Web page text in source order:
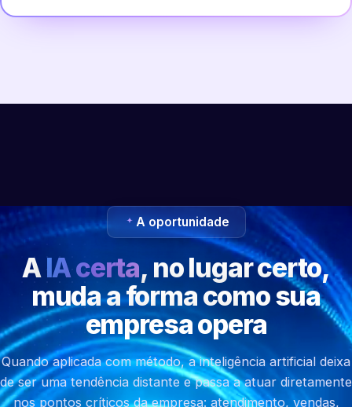
A oportunidade
AIA certa, no lugar certo,
muda a forma como sua
empresa opera
Quando aplicada com método, a inteligência artificial deixa
de ser uma tendência distante e passa a atuar diretamente
nos pontos críticos da empresa: atendimento, vendas,